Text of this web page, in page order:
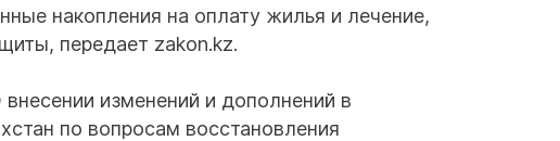
накопления на оплату жилья и лечение,
передает zakon.kz.
изменений и дополнений в
по вопросам восстановления